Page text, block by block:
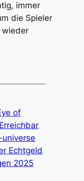
immer
die Spieler
wieder
of
Echtgeld
2025